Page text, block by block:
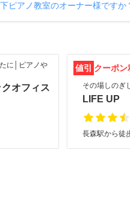
ピアノ教室のオーナー様ですか
に│ピアノや
オフィス
値引 クーポン
その場しのぎ
LIFE UP
長森駅から徒